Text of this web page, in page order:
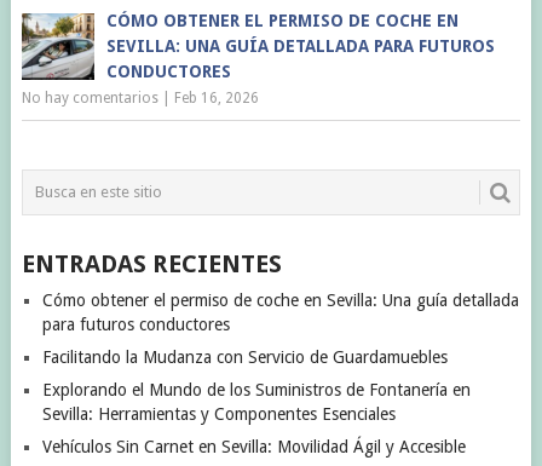
CÓMO OBTENER EL PERMISO DE COCHE EN
SEVILLA: UNA GUÍA DETALLADA PARA FUTUROS
CONDUCTORES
No hay comentarios| Feb 16, 2026
ENTRADAS RECIENTES
Cómo obtener el permiso de coche en Sevilla: Una guía detallada
para futuros conductores
Facilitando la Mudanza con Servicio de Guardamuebles
Explorando el Mundo de los Suministros de Fontanería en
Sevilla: Herramientas y Componentes Esenciales
Vehículos Sin Carnet en Sevilla: Movilidad Ágil y Accesible